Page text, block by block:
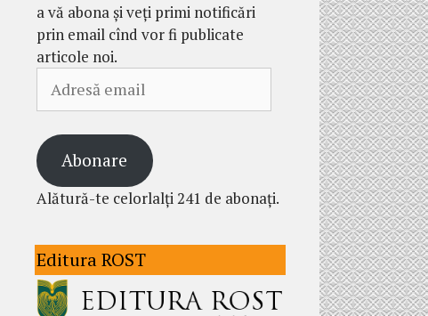
a vă abona și veți primi notificări
prin email cînd vor fi publicate
articole noi.
email
Abonare
Alătură-te celorlalți 241 de abonați.
Editura ROST